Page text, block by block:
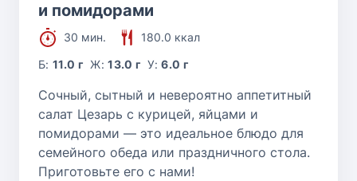
и помидорами
30 мин.
180.0 ккал
Б:11.0 г Ж:13.0 г У:6.0 г
Сочный, сытный и невероятно аппетитный
салат Цезарь с курицей, яйцами и
помидорами — это идеальное блюдо для
семейного обеда или праздничного стола.
Приготовьте его с нами!